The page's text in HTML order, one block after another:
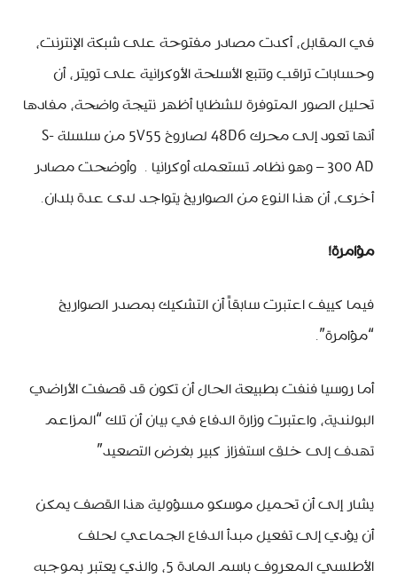
في المقابل، أكدت مصادر مفتوحة على شبكة الإنترنت،
وحسابات تراقب وتتبع الأسلحة الأوكرانية على تويتر، أن
تحليل الصور المتوفرة للشظايا أظهر نتيجة واضحة، مفادها
أنها تعود إلى محرك 48D6 لصاروخ 5V55 من سلسلة S-
300 AD – وهو نظام تستعمله أوكرانيا . وأوضحت مصادر
أخرى، أن هذا النوع من الصواريخ يتواجد لدى عدة بلدان.
مؤامرة!
فيما كييف اعتبرت سابقاً أن التشكيك بمصدر الصواريخ
“مؤامرة”.
أما روسيا فنفت بطبيعة الحال أن تكون قد قصفت الأراضي
البولندية، واعتبرت وزارة الدفاع في بيان أن تلك “المزاعم
تهدف إلى خلق استفزاز كبير بغرض التصعيد”
يشار إلى أن تحميل موسكو مسؤولية هذا القصف يمكن
أن يؤدي إلى تفعيل مبدأ الدفاع الجماعي لحلف
الأطلسي المعروف باسم المادة 5، والذي يعتبر بموجبه